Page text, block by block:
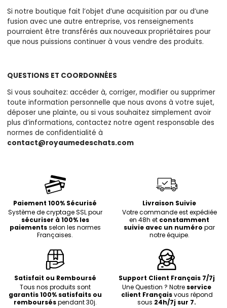
Si notre boutique fait l’objet d’une acquisition par ou d’une
fusion avec une autre entreprise, vos renseignements
pourraient être transférés aux nouveaux propriétaires pour
que nous puissions continuer à vous vendre des produits.
QUESTIONS ET COORDONNÉES
Si vous souhaitez: accéder à, corriger, modifier ou supprimer
toute information personnelle que nous avons à votre sujet,
déposer une plainte, ou si vous souhaitez simplement avoir
plus d’informations, contactez notre agent responsable des
normes de confidentialité à
contact@royaumedeschats.com
Paiement 100% Sécurisé
Système de cryptage SSL pour
sécuriser à 100% les
paiementsselon les normes
Françaises.
Livraison Suivie
Votre commande est expédiée
en 48h et constamment
suivie avec un numéro par
notre équipe.
Satisfait ou Remboursé
Tous nos produits sont
garantis 100% satisfaits ou
rembourséspendant 30j.
Support Client Français 7/7j
Une Question ? Notre service
client Françaisvous répond
sous 24h/7j sur 7.